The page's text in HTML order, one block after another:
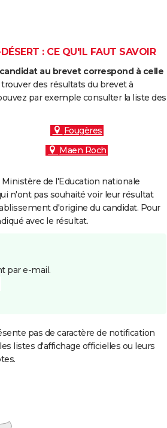
: CE QU'IL FAUT SAVOIR
au brevet correspond à celle
trouver des résultats du brevet à
par exemple consulter la liste des
Fougères
Maen Roch
de l'Education nationale
n'ont pas souhaité voir leur résultat
d'origine du candidat. Pour
avec le résultat.
par e-mail.
pas de caractère de notification
listes d'affichage officielles ou leurs